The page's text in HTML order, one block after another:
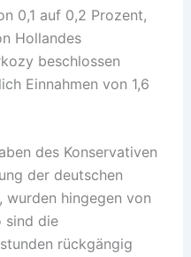
0,1 auf 0,2 Prozent,
Hollandes
beschlossen
Einnahmen von 1,6
des Konservativen
der deutschen
hingegen von
sind die
rückgängig